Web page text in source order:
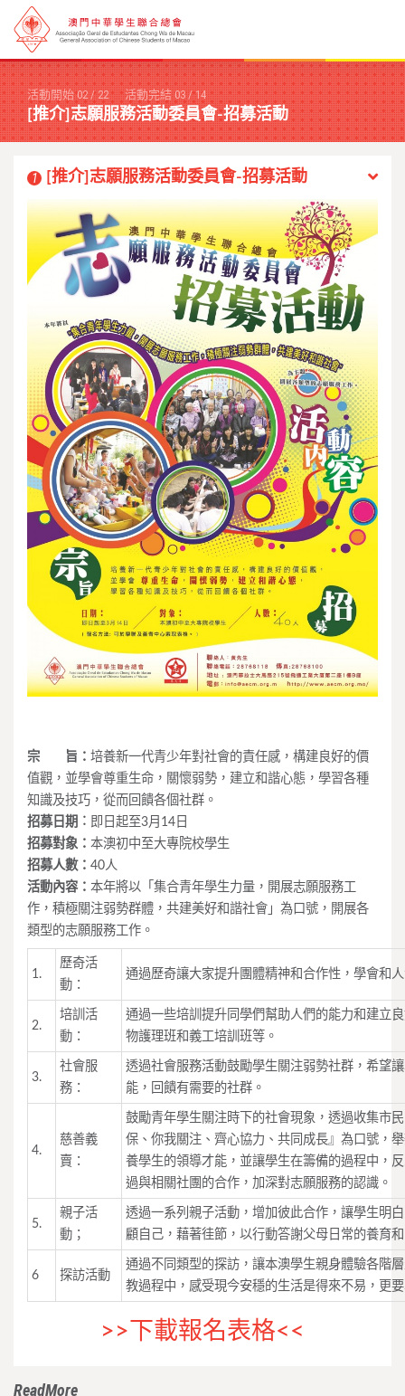
活動開始 02/22 活動完結 03/14
[推介]志願服務活動委員會-招募活動
1 [推介]志願服務活動委員會-招募活動
宗 旨： 培養新一代青少年對社會的責任感，構建良好的價
值觀，並學會尊重生命，關懷弱勢，建立和諧心態，學習各種
知識及技巧，從而回饋各個社群。
招募日期︰ 即日起至3月14日
招募對象： 本澳初中至大專院校學生
招募人數： 40人
活動內容： 本年將以「集合青年學生力量，開展志願服務工
作，積極關注弱勢群體，共建美好和諧社會」為口號，開展各
類型的志願服務工作。
1.
歷奇活
動：
通過歷奇讓大家提升團體精神和合作性，學會和
2.
培訓活
動：
通過一些培訓提升同學們幫助人們的能力和建立
物護理班和義工培訓班等。
3.
社會服
務：
透過社會服務活動鼓勵學生關注弱勢社群，希望
能，回饋有需要的社群。
4.
慈善義
賣：
鼓勵青年學生關注時下的社會現象，透過收集市
保、你我關注、齊心協力、共同成長』為口號，
養學生的領導才能，並讓學生在籌備的過程中，
過與相關社團的合作，加深對志願服務的認識。
5.
親子活
動；
透過一系列親子活動，增加彼此合作，讓學生明
顧自己，藉著徍節，以行動答謝父母日常的養育
6 探訪活動
通過不同類型的探訪，讓本澳學生親身體驗各階
教過程中，感受現今安穩的生活是得來不易，更
>>下載報名表格<<
ReadMore